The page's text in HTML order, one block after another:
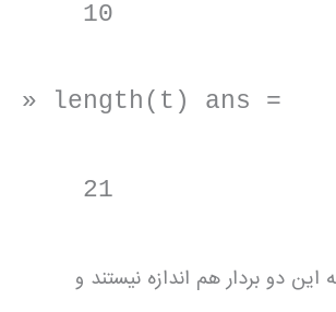
10
» length(t) ans =
21
دو بردار هم اندازه نيستند و